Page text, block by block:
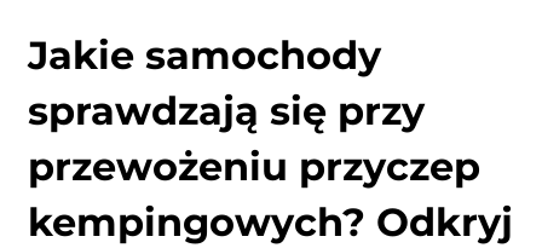
Jakie samochody
sprawdzają się przy
przewożeniu przyczep
kempingowych? Odkryj